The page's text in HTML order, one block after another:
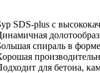
SDS-plus с
спираль в
для бетона,